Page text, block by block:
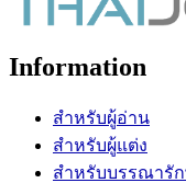
Information
สำหรับผู้อ่าน
สำหรับผู้แต่ง
สำหรับบรรณารั